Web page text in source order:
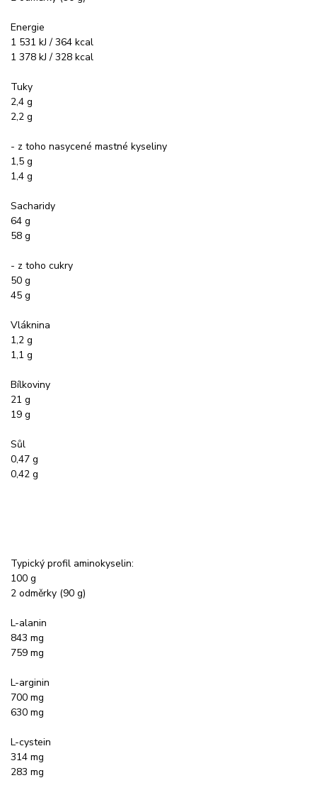
Energie
1 531 kJ / 364 kcal
1 378 kJ / 328 kcal
Tuky
2,4 g
2,2 g
- z toho nasycené mastné kyseliny
1,5 g
1,4 g
Sacharidy
64 g
58 g
- z toho cukry
50 g
45 g
Vláknina
1,2 g
1,1 g
Bílkoviny
21 g
19 g
Sůl
0,47 g
0,42 g
Typický profil aminokyselin:
100 g
2 odměrky (90 g)
L-alanin
843 mg
759 mg
L-arginin
700 mg
630 mg
L-cystein
314 mg
283 mg